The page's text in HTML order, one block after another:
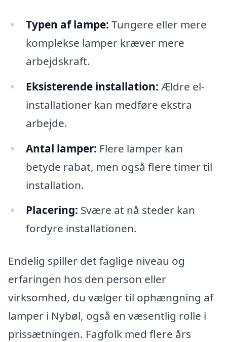
Typen af lampe: Tungere eller mere
komplekse lamper kræver mere
arbejdskraft.
Eksisterende installation: Ældre el-
installationer kan medføre ekstra
arbejde.
Antal lamper: Flere lamper kan
betyde rabat, men også flere timer til
installation.
Placering: Svære at nå steder kan
fordyre installationen.
Endelig spiller det faglige niveau og
erfaringen hos den person eller
virksomhed, du vælger til ophængning af
lamper i Nybøl, også en væsentlig rolle i
prissætningen. Fagfolk med flere års